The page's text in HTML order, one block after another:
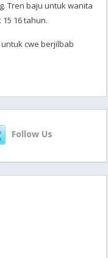
Tren baju untuk wanita
16 tahun.
cwe berjilbab
Follow Us